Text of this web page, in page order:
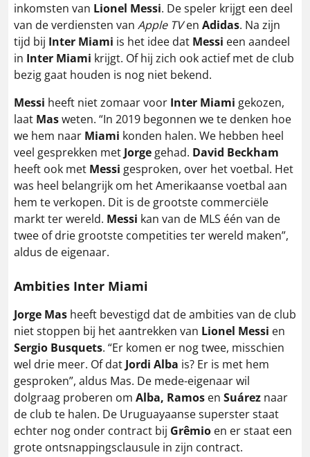
inkomsten van Lionel Messi. De speler krijgt een deel
van de verdiensten van Apple TVen Adidas. Na zijn
tijd bij Inter Miami is het idee dat Messi een aandeel
in Inter Miami krijgt. Of hij zich ook actief met de club
bezig gaat houden is nog niet bekend.
Messi heeft niet zomaar voor Inter Miami gekozen,
laat Masweten. “In 2019 begonnen we te denken hoe
we hem naar Miami konden halen. We hebben heel
veel gesprekken met Jorge gehad. David Beckham
heeft ook met Messi gesproken, over het voetbal. Het
was heel belangrijk om het Amerikaanse voetbal aan
hem te verkopen. Dit is de grootste commerciële
markt ter wereld. Messi kan van de MLS één van de
twee of drie grootste competities ter wereld maken”,
aldus de eigenaar.
Ambities Inter Miami
Jorge Mas heeft bevestigd dat de ambities van de club
niet stoppen bij het aantrekken van Lionel Messi en
Sergio Busquets. “Er komen er nog twee, misschien
wel drie meer. Of dat Jordi Alba is? Er is met hem
gesproken”, aldus Mas. De mede-eigenaar wil
dolgraag proberen om Alba, Ramos en Suárez naar
de club te halen. De Uruguayaanse superster staat
echter nog onder contract bij Grêmio en er staat een
grote ontsnappingsclausule in zijn contract.